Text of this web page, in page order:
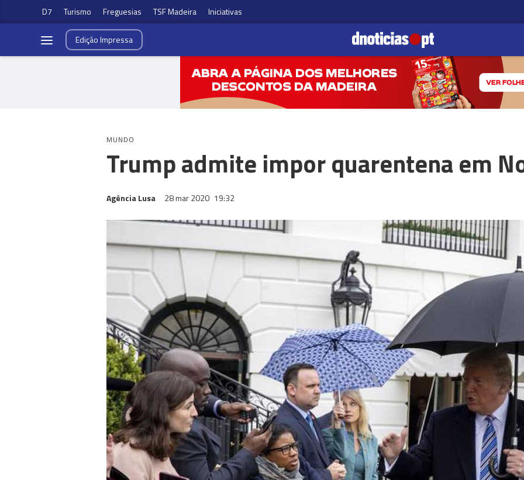
D7 Turismo Freguesias TSF Madeira Iniciativas
EdiçãoImpressa
MUNDO
Trump admite impor quarentena em
Agência Lusa 28 mar 2020 19:32